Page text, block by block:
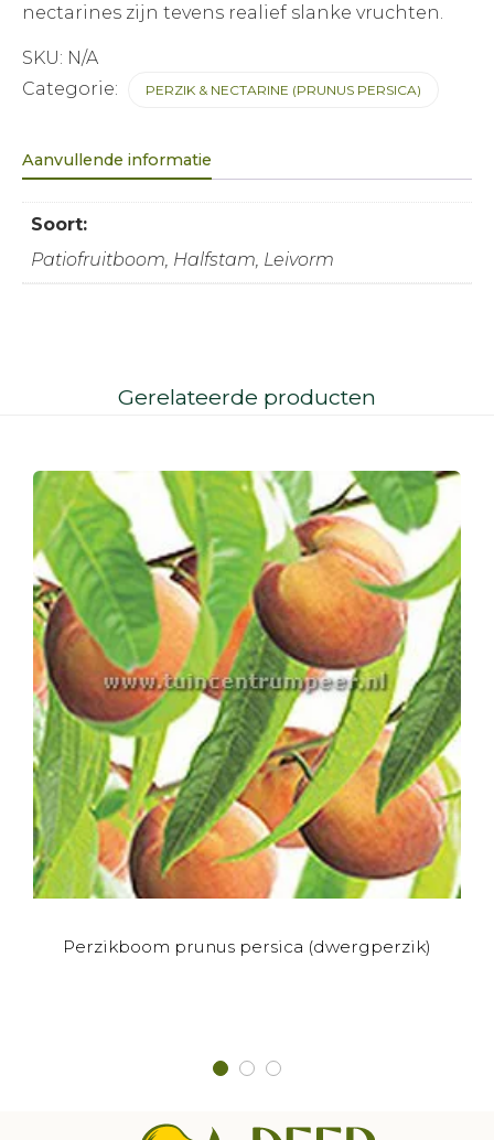
nectarines zijn tevens realief slanke vruchten.
SKU: N/A
Categorie:
PERZIK & NECTARINE (PRUNUS PERSICA)
Aanvullende informatie
Soort:
Patiofruitboom, Halfstam, Leivorm
Gerelateerde producten
product
Perzikboom prunus persica (dwergperzik)